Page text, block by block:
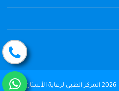
جميع الحقوق محفوظة © 2004 - 2026 المركز الطبي لرعاية الأسنان The